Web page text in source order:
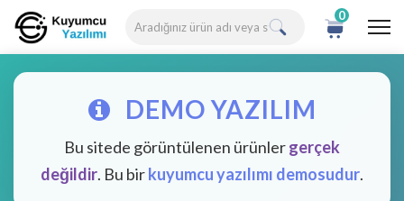
0
DEMO YAZILIM
Bu sitede görüntülenen ürünlergerçek
değildir. Bu birkuyumcu yazılımı demosudur.